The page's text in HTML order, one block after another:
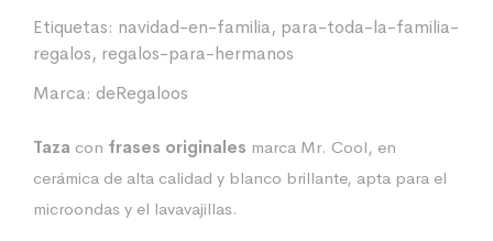
Etiquetas: navidad-en-familia, para-toda-la-familia-
regalos, regalos-para-hermanos
Marca: deRegaloos
Taza con frases originales marca Mr. Cool, en
cerámica de alta calidad y blanco brillante, apta para el
microondas y el lavavajillas.